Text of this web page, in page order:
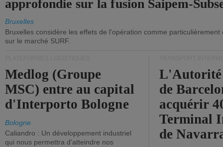
approfondie sur la fusion Saipem-
Bruxelles
Bruxelles considère les effets de l'opération comme
sur le marché SURF.
Medlog (Groupe
MSC) entre au capital
d'Interporto Bologne
Bologne
Caliandro : Un développement industriel
qui nous permettra d'atteindre nos
de
acquérir
Terminal
de